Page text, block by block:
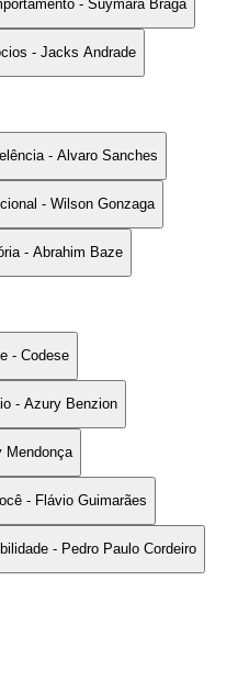
- Suymara Braga
- Jacks Andrade
- Alvaro Sanches
- Wilson Gonzaga
- Abrahim Baze
- Codese
- Azury Benzion
Mendonça
- Flávio Guimarães
- Pedro Paulo Cordeiro